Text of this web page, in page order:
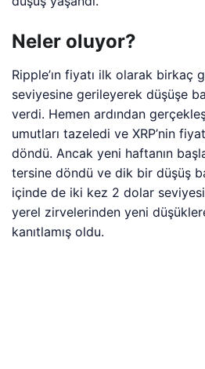
Neler oluyor?
Ripple’ın fiyatı ilk olarak birkaç
seviyesine gerileyerek düşüşe
verdi. Hemen ardından
umutları tazeledi ve XRP’nin
döndü. Ancak yeni haftanın
tersine döndü ve dik bir düşüş
içinde de iki kez 2 dolar
yerel zirvelerinden yeni
kanıtlamış oldu.